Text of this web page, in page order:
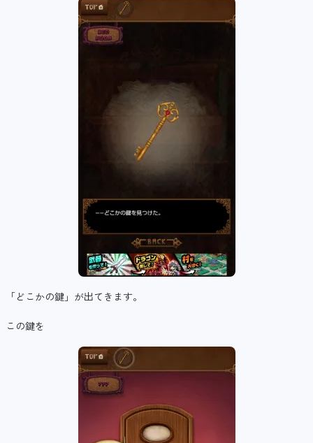
「どこかの鍵」が出てきます。
この鍵を